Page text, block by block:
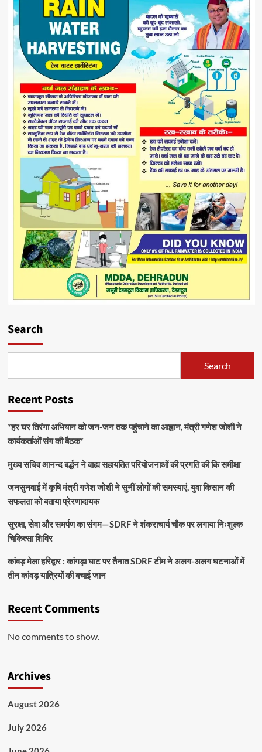
Search
Search
Recent Posts
*हर घर तिरंगा अभियान को जन-जन तक पहुंचाने का आह्वान, मंत्री गणेश जोशी ने
कार्यकर्ताओं संग की बैठक*
मुख्य सचिव आनन्द बर्द्धन ने वाह्य सहायतित परियोजनाओं की प्रगति की कि समीक्षा
जनसुनवाई में कृषि मंत्री गणेश जोशी ने सुनीं लोगों की समस्याएं, युवा किसान की
सफलता को बताया प्रेरणादायक
सुरक्षा, सेवा और समर्पण का संगम—SDRF ने शंकराचार्य चौक पर लगाया निःशुल्क
चिकित्सा शिविर
कांवड़ मेला हरिद्वार : कांगड़ा घाट पर तैनात SDRF टीम ने अलग-अलग घटनाओं में
तीन कांवड़ यात्रियों की बचाई जान
Recent Comments
No comments to show.
Archives
August 2026
July 2026